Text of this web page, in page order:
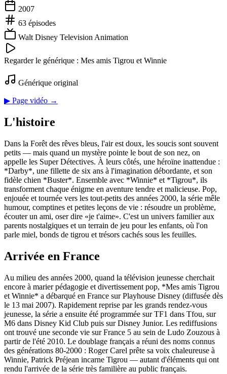
2007
63 épisodes
Walt Disney Television Animation
Regarder le générique : Mes amis Tigrou et Winnie
Générique original
▶ Page vidéo →
L'histoire
Dans la Forêt des rêves bleus, l'air est doux, les soucis sont souvent
petits — mais quand un mystère pointe le bout de son nez, on
appelle les Super Détectives. À leurs côtés, une héroïne inattendue :
*Darby*, une fillette de six ans à l'imagination débordante, et son
fidèle chien *Buster*. Ensemble avec *Winnie* et *Tigrou*, ils
transforment chaque énigme en aventure tendre et malicieuse. Pop,
enjouée et tournée vers les tout‑petits des années 2000, la série mêle
humour, comptines et petites leçons de vie : résoudre un problème,
écouter un ami, oser dire «je t'aime». C'est un univers familier aux
parents nostalgiques et un terrain de jeu pour les enfants, où l'on
parle miel, bonds de tigrou et trésors cachés sous les feuilles.
Arrivée en France
Au milieu des années 2000, quand la télévision jeunesse cherchait
encore à marier pédagogie et divertissement pop, *Mes amis Tigrou
et Winnie* a débarqué en France sur Playhouse Disney (diffusée dès
le 13 mai 2007). Rapidement reprise par les grands rendez‑vous
jeunesse, la série a ensuite été programmée sur TF1 dans Tfou, sur
M6 dans Disney Kid Club puis sur Disney Junior. Les rediffusions
ont trouvé une seconde vie sur France 5 au sein de Ludo Zouzous à
partir de l'été 2010. Le doublage français a réuni des noms connus
des générations 80‑2000 : Roger Carel prête sa voix chaleureuse à
Winnie, Patrick Préjean incarne Tigrou — autant d'éléments qui ont
rendu l'arrivée de la série très familière au public français.